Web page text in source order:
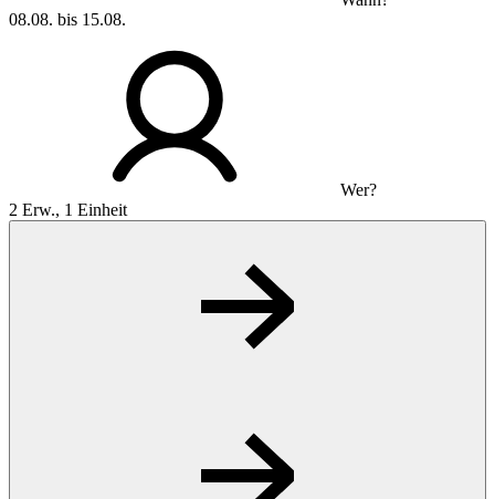
08.08. bis 15.08.
Wer?
2 Erw., 1 Einheit